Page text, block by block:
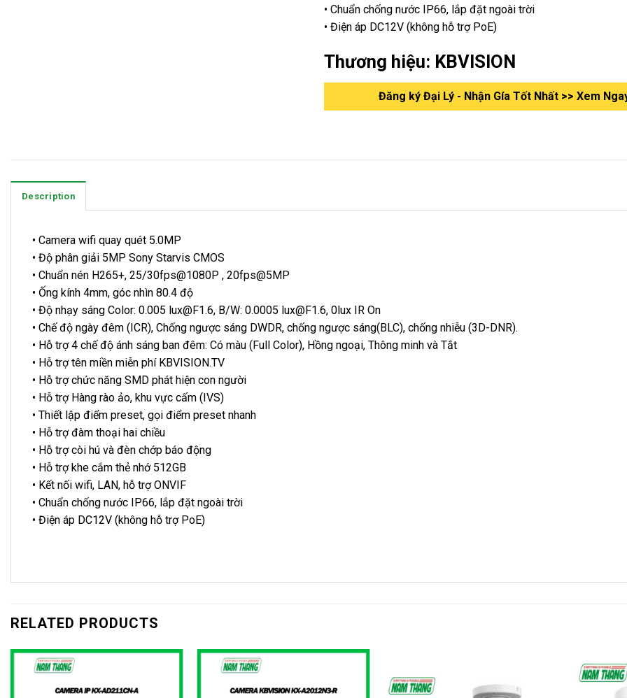
• Chuẩn chống nước IP66, lắp đặt ngoài trời
• Điện áp DC12V (không hỗ trợ PoE)
Thương hiệu: KBVISION
Đăng ký Đại Lý - Nhận Gía Tốt Nhất >> Xem
Description
• Camera wifi quay quét 5.0MP
• Độ phân giải 5MP Sony Starvis CMOS
• Chuẩn nén H265+, 25/30fps@1080P , 20fps@5MP
• Ống kính 4mm, góc nhìn 80.4 độ
• Độ nhạy sáng Color: 0.005 lux@F1.6, B/W: 0.0005 lux@F1.6, 0lux IR On
• Chế độ ngày đêm (ICR), Chống ngược sáng DWDR, chống ngược sáng(BLC), chống nhiễu (3D-DNR).
• Hỗ trợ 4 chế độ ánh sáng ban đêm: Có màu (Full Color), Hồng ngoại, Thông minh và Tắt
• Hỗ trợ tên miền miễn phí KBVISION.TV
• Hỗ trợ chức năng SMD phát hiện con người
• Hỗ trợ Hàng rào ảo, khu vực cấm (IVS)
• Thiết lập điểm preset, gọi điểm preset nhanh
• Hỗ trợ đàm thoại hai chiều
• Hỗ trợ còi hú và đèn chớp báo động
• Hỗ trợ khe cắm thẻ nhớ 512GB
• Kết nối wifi, LAN, hỗ trợ ONVIF
• Chuẩn chống nước IP66, lắp đặt ngoài trời
• Điện áp DC12V (không hỗ trợ PoE)
RELATED PRODUCTS